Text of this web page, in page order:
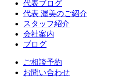
代表ブログ
代表 渥美のご紹介
スタッフ紹介
会社案内
ブログ
ご相談予約
お問い合わせ